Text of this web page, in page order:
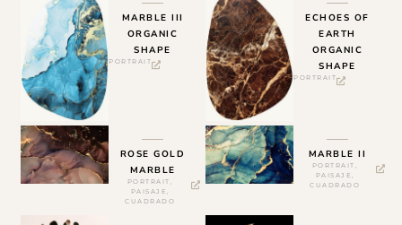
MARBLE III
ORGANIC
SHAPE
PORTRAIT
ECHOES OF
EARTH
ORGANIC
SHAPE
PORTRAIT
ROSE GOLD
MARBLE
PORTRAIT
PAISAJE
CUADRADO
MARBLE II
PORTRAIT
PAISAJE
CUADRADO